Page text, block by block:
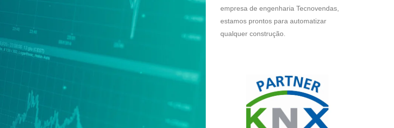
empresa de engenharia Tecnovendas,
estamos prontos para automatizar
qualquer construção.